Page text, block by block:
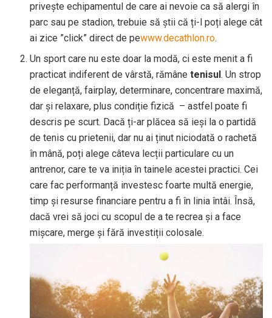
privește echipamentul de care ai nevoie ca să alergi în
parc sau pe stadion, trebuie să știi că ți-l poți alege cât
ai zice ”click” direct de pewww.decathlon.ro.
Un sport care nu este doar la modă, ci este menit a fi
practicat indiferent de vârstă, rămânetenisul. Un strop
de eleganță, fairplay, determinare, concentrare maximă,
dar și relaxare, plus condiție fizică – astfel poate fi
descris pe scurt. Dacă ți-ar plăcea să ieși la o partidă
de tenis cu prietenii, dar nu ai ținut niciodată o rachetă
în mână, poți alege câteva lecții particulare cu un
antrenor, care te va iniția în tainele acestei practici. Cei
care fac performanță investesc foarte multă energie,
timp și resurse financiare pentru a fi în linia întâi. Însă,
dacă vrei să joci cu scopul de a te recrea și a face
mișcare, merge și fără investiții colosale.